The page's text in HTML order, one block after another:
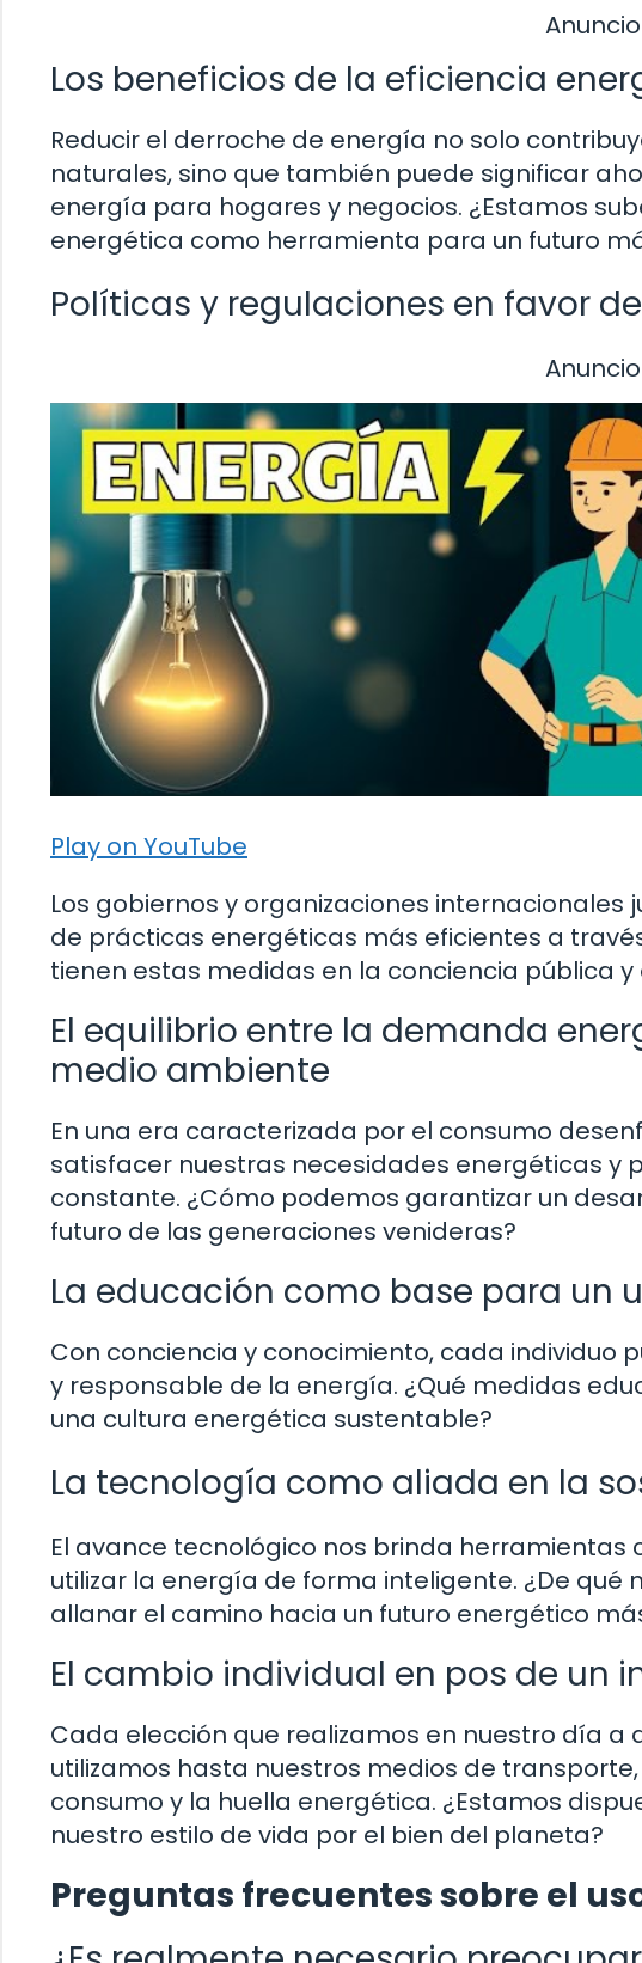
Los beneficios de la eficiencia
Reducir el derroche de energía no solo
naturales, sino que también puede significar
energía para hogares y negocios. ¿Estamos
energética como herramienta para un futuro
Políticas y regulaciones en favor
Play on YouTube
Los gobiernos y organizaciones
de prácticas energéticas más eficientes a
tienen estas medidas en la conciencia pública
El equilibrio entre la demanda
medio ambiente
En una era caracterizada por el consumo
satisfacer nuestras necesidades energéticas y
constante. ¿Cómo podemos garantizar un
futuro de las generaciones venideras?
La educación como base para un
Con conciencia y conocimiento, cada individuo
y responsable de la energía. ¿Qué medidas
una cultura energética sustentable?
La tecnología como aliada en la
El avance tecnológico nos brinda
utilizar la energía de forma inteligente. ¿De
allanar el camino hacia un futuro energético
El cambio individual en pos de un
Cada elección que realizamos en nuestro día a
utilizamos hasta nuestros medios de
consumo y la huella energética. ¿Estamos
nuestro estilo de vida por el bien del planeta?
Preguntas frecuentes sobre el